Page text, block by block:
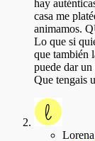
hay
casa me
animamos.
Lo que si
que también
puede dar
Que tengais
Lorena